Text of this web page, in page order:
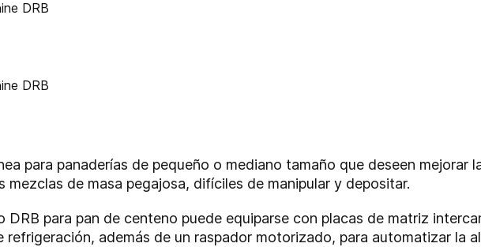
para panaderías de pequeño o mediano tamaño que deseen mejorar
mezclas de masa pegajosa, difíciles de manipular y depositar.
DRB para pan de centeno puede equiparse con placas de matriz
refrigeración, además de un raspador motorizado, para automatizar la